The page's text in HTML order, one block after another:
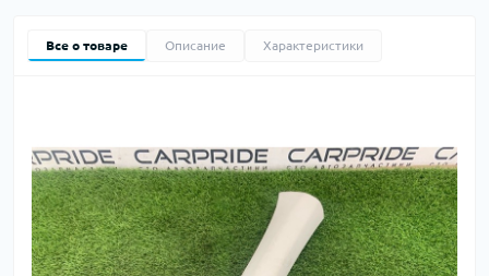
Все о товаре Описание Характеристики